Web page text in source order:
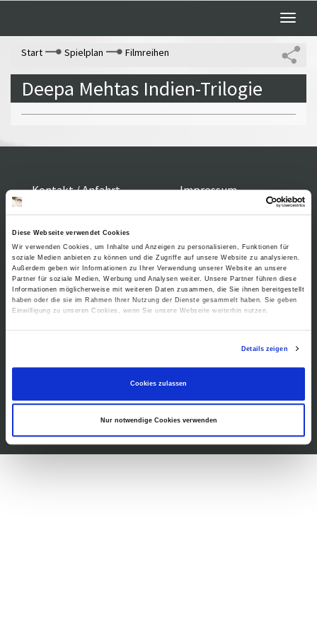
Diese Webseite verwendet Cookies
Wir verwenden Cookies, um Inhalte und Anzeigen zu personalisieren, Funktionen für
soziale Medien anbieten zu können und die Zugriffe auf unsere Website zu analysieren.
Außerdem geben wir Informationen zu Ihrer Verwendung unserer Website an unsere
Partner für soziale Medien, Werbung und Analysen weiter. Unsere Partner führen diese
Informationen möglicherweise mit weiteren Daten zusammen, die Sie ihnen bereitgestellt
haben oder die sie im Rahmen Ihrer Nutzung der Dienste gesammelt haben. Sie geben
Einwilligung zu unseren Cookies, wenn Sie unsere Webseite weiterhin nutzen.
Details zeigen
Cookies zulassen
Nur notwendige Cookies verwenden
Toggle
Start
Spielplan Filmreihen
Deepa Mehtas Indien-Trilogie
Kontakt / Anfahrt
Führungen /
Vermittlung
Über uns
Freundeskreis
Museumsshop
Vermietung
Gastronomie
Presse
Impressum
Einstellungen